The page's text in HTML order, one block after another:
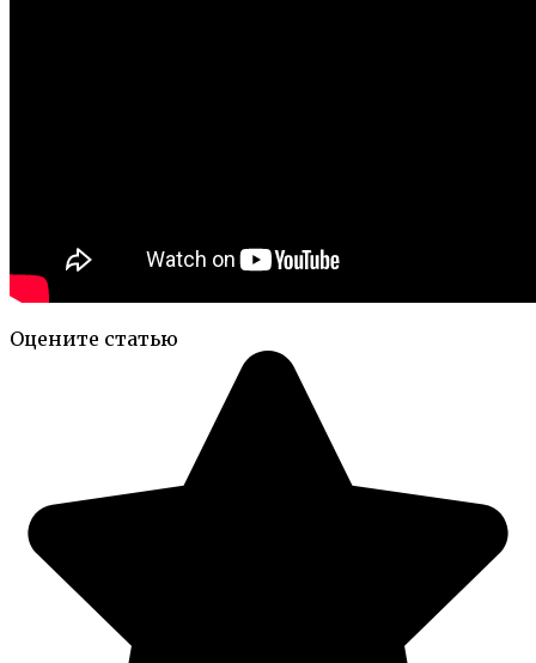
Оцените статью